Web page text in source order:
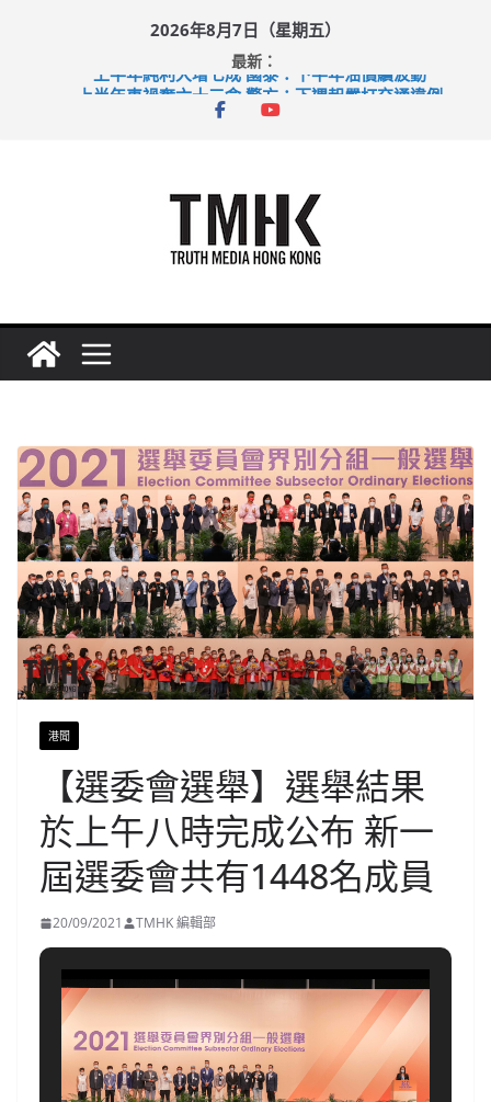
2026年8月7日（星期五）
最新：
上半年純利大增七成 國泰：下半年油價續波動
上半年車禍奪六十三命 警方：下週起嚴打交通違例
港聞
【選委會選舉】選舉結果
於上午八時完成公布 新一
屆選委會共有1448名成員
20/09/2021 TMHK 編輯部